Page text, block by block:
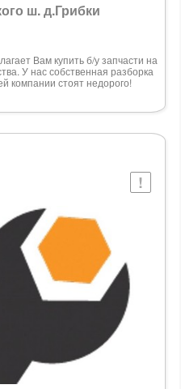
ш. д.Грибки
Вам купить б/у запчасти на
У нас собственная разборка
компании стоят недорого!